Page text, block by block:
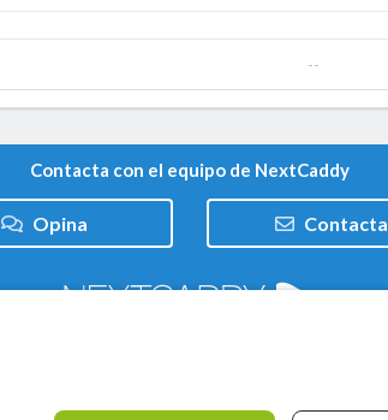
--
Contacta con el equipo de NextCaddy
Opina Contacta